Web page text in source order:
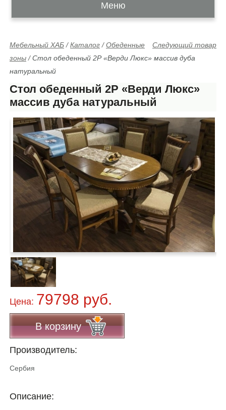
Меню
Следующий товар
Мебельный ХАБ /Каталог /Обеденные
зоны /Стол обеденный 2Р «Верди Люкс» массив дуба
натуральный
Стол обеденный 2Р «Верди Люкс»
массив дуба натуральный
Цена: 79798 руб.
В корзину
Производитель:
Сербия
Описание: